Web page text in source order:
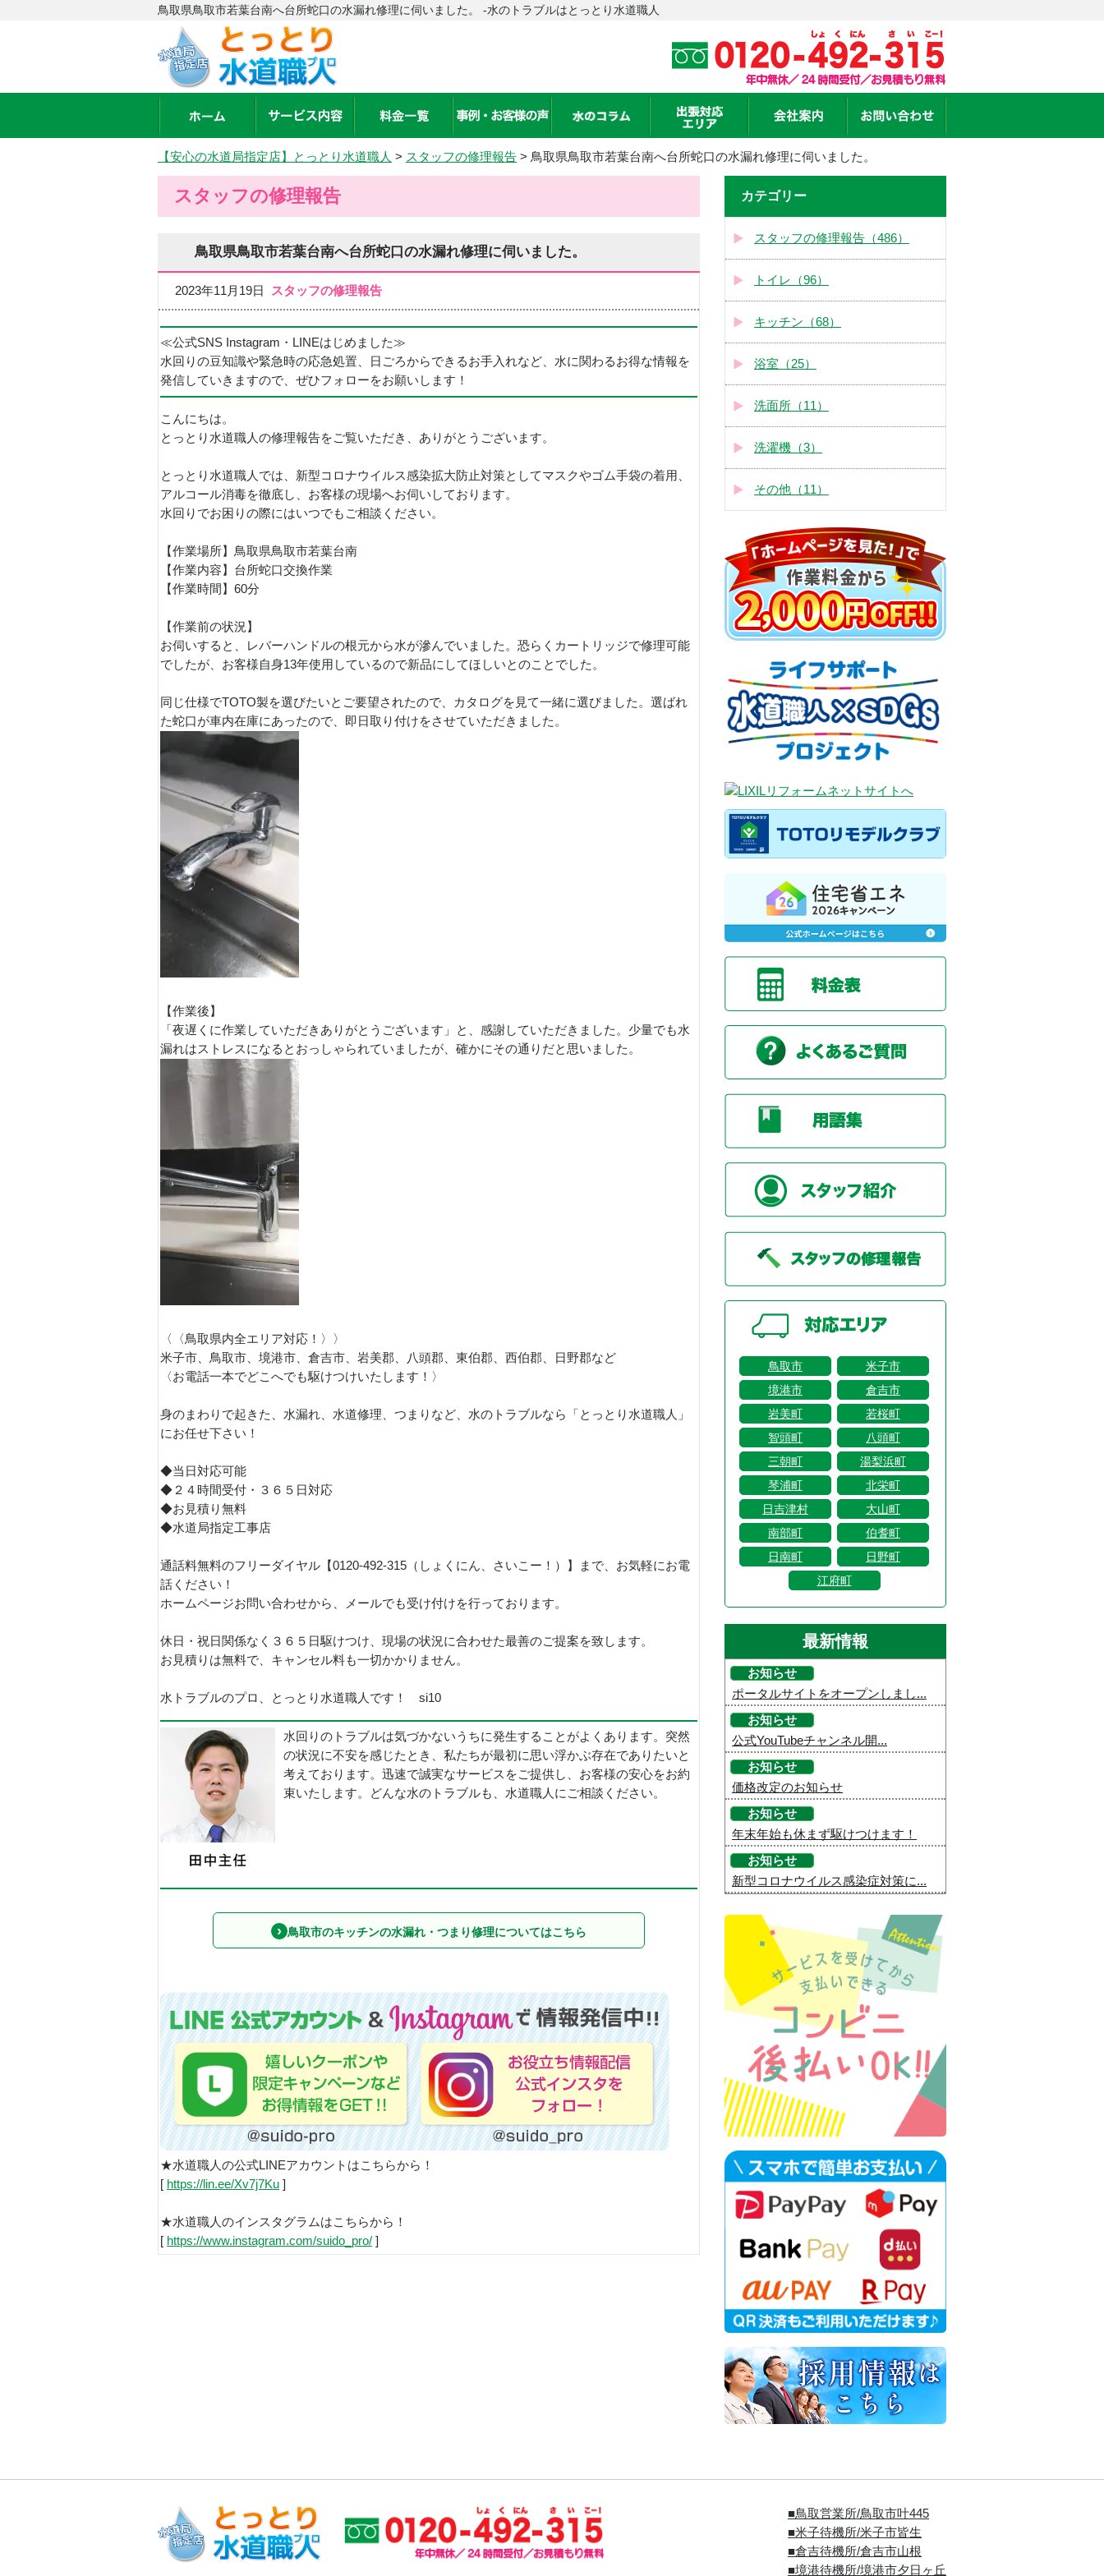
鳥取県鳥取市若葉台南へ台所蛇口の水漏れ修理に伺いました。 -水のトラブルはとっとり水道職人
【安心の水道局指定店】とっとり水道職人 > スタッフの修理報告 > 鳥取県鳥取市若葉台南へ台所蛇口の水漏れ修理に伺いました。
スタッフの修理報告
鳥取県鳥取市若葉台南へ台所蛇口の水漏れ修理に伺いました。
2023年11月19日 スタッフの修理報告
≪公式SNS Instagram・LINEはじめました≫
水回りの豆知識や緊急時の応急処置、日ごろからできるお手入れなど、水に関わるお得な情報を
発信していきますので、ぜひフォローをお願いします！
こんにちは。
とっとり水道職人の修理報告をご覧いただき、ありがとうございます。
とっとり水道職人では、新型コロナウイルス感染拡大防止対策としてマスクやゴム手袋の着用、
アルコール消毒を徹底し、お客様の現場へお伺いしております。
水回りでお困りの際にはいつでもご相談ください。
【作業場所】鳥取県鳥取市若葉台南
【作業内容】台所蛇口交換作業
【作業時間】60分
【作業前の状況】
お伺いすると、レバーハンドルの根元から水が滲んでいました。恐らくカートリッジで修理可能
でしたが、お客様自身13年使用しているので新品にしてほしいとのことでした。
同じ仕様でTOTO製を選びたいとご要望されたので、カタログを見て一緒に選びました。選ばれ
た蛇口が車内在庫にあったので、即日取り付けをさせていただきました。
【作業後】
「夜遅くに作業していただきありがとうございます」と、感謝していただきました。少量でも水
漏れはストレスになるとおっしゃられていましたが、確かにその通りだと思いました。
〈〈鳥取県内全エリア対応！〉〉
米子市、鳥取市、境港市、倉吉市、岩美郡、八頭郡、東伯郡、西伯郡、日野郡など
〈お電話一本でどこへでも駆けつけいたします！〉
身のまわりで起きた、水漏れ、水道修理、つまりなど、水のトラブルなら「とっとり水道職人」
にお任せ下さい！
◆当日対応可能
◆２４時間受付・３６５日対応
◆お見積り無料
◆水道局指定工事店
通話料無料のフリーダイヤル【0120-492-315（しょくにん、さいこー！）】まで、お気軽にお電
話ください！
ホームページお問い合わせから、メールでも受け付けを行っております。
休日・祝日関係なく３６５日駆けつけ、現場の状況に合わせた最善のご提案を致します。
お見積りは無料で、キャンセル料も一切かかりません。
水トラブルのプロ、とっとり水道職人です！ si10
水回りのトラブルは気づかないうちに発生することがよくあります。突然
の状況に不安を感じたとき、私たちが最初に思い浮かぶ存在でありたいと
考えております。迅速で誠実なサービスをご提供し、お客様の安心をお約
束いたします。どんな水のトラブルも、水道職人にご相談ください。
鳥取市のキッチンの水漏れ・つまり修理についてはこちら
★水道職人の公式LINEアカウントはこちらから！
[ https://lin.ee/Xv7j7Ku ]
★水道職人のインスタグラムはこちらから！
[ https://www.instagram.com/suido_pro/ ]
カテゴリー
スタッフの修理報告（486）
トイレ（96）
キッチン（68）
浴室（25）
洗面所（11）
洗濯機（3）
その他（11）
鳥取市
米子市
境港市
倉吉市
岩美町
若桜町
智頭町
八頭町
三朝町
湯梨浜町
琴浦町
北栄町
日吉津村
大山町
南部町
伯耆町
日南町
日野町
江府町
最新情報
お知らせ
ポータルサイトをオープンしまし...
お知らせ
公式YouTubeチャンネル開...
お知らせ
価格改定のお知らせ
お知らせ
年末年始も休まず駆けつけます！
お知らせ
新型コロナウイルス感染症対策に...
■鳥取営業所/鳥取市叶445
■米子待機所/米子市皆生
■倉吉待機所/倉吉市山根
■境港待機所/境港市夕日ヶ丘